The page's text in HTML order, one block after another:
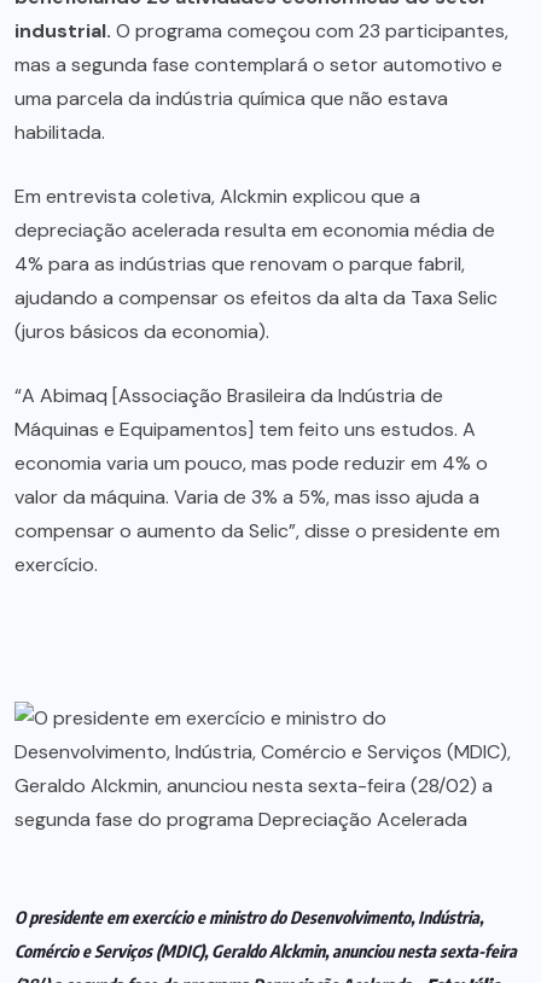
industrial. O programa começou com 23 participantes,
mas a segunda fase contemplará o setor automotivo e
uma parcela da indústria química que não estava
habilitada.
Em entrevista coletiva, Alckmin explicou que a
depreciação acelerada resulta em economia média de
4% para as indústrias que renovam o parque fabril,
ajudando a compensar os efeitos da alta da Taxa Selic
(juros básicos da economia).
“A Abimaq [Associação Brasileira da Indústria de
Máquinas e Equipamentos] tem feito uns estudos. A
economia varia um pouco, mas pode reduzir em 4% o
valor da máquina. Varia de 3% a 5%, mas isso ajuda a
compensar o aumento da Selic”, disse o presidente em
exercício.
O presidente em exercício e ministro do Desenvolvimento, Indústria,
Comércio e Serviços (MDIC), Geraldo Alckmin, anunciou nesta sexta-feira